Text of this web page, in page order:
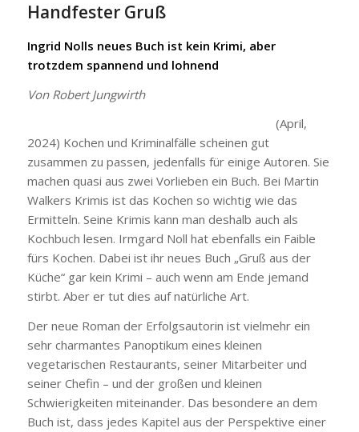
Handfester Gruß
Ingrid Nolls neues Buch ist kein Krimi, aber
trotzdem spannend und lohnend
Von Robert Jungwirth
(April,
2024) Kochen und Kriminalfälle scheinen gut
zusammen zu passen, jedenfalls für einige Autoren. Sie
machen quasi aus zwei Vorlieben ein Buch. Bei Martin
Walkers Krimis ist das Kochen so wichtig wie das
Ermitteln. Seine Krimis kann man deshalb auch als
Kochbuch lesen. Irmgard Noll hat ebenfalls ein Faible
fürs Kochen. Dabei ist ihr neues Buch „Gruß aus der
Küche“ gar kein Krimi – auch wenn am Ende jemand
stirbt. Aber er tut dies auf natürliche Art.
Der neue Roman der Erfolgsautorin ist vielmehr ein
sehr charmantes Panoptikum eines kleinen
vegetarischen Restaurants, seiner Mitarbeiter und
seiner Chefin – und der großen und kleinen
Schwierigkeiten miteinander. Das besondere an dem
Buch ist, dass jedes Kapitel aus der Perspektive einer